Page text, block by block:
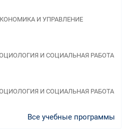
И УПРАВЛЕНИЕ
И СОЦИАЛЬНАЯ РАБОТА
И СОЦИАЛЬНАЯ РАБОТА
Все учебные программы